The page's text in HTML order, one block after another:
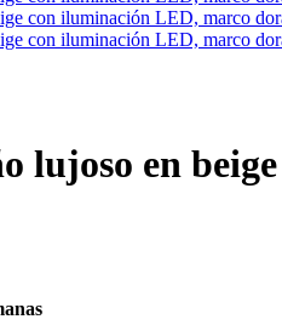
lujoso en